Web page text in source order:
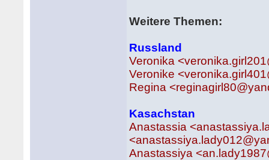
Weitere Themen:
Russland
Veronika
Veronike
Regina
Kasachstan
Anastassia
Anastassiya